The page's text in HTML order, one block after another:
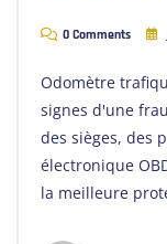
0 Comments
Odomètre
signes d'une
des sièges, des
électronique
la meilleure